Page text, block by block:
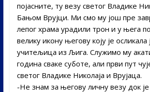
појасните, ту везу светог Владике
Бањом Врујци. Ми смо му још пре
лепог храма урадили трон и у њега
велику икону његову коју је осликала
учитељица из Љига. Служимо му
година сваке суботе, али први пут
светог Владике Николаја и Врујаца.
-Не знам за његову личну везу док